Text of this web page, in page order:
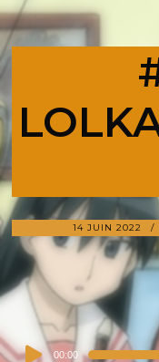
14 JUIN 2022
Audio 00:00